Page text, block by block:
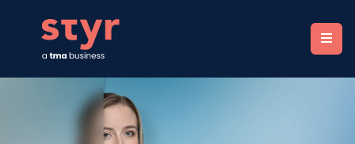
STYR. Clear organizations, fair rewards.